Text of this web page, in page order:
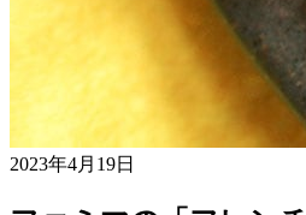
2023年4月19日